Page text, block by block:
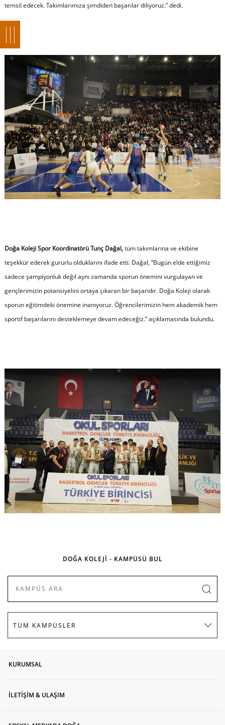
temsil edecek. Takımlarımıza şimdiden başarılar diliyoruz.” dedi.
Doğa Koleji Spor Koordinatörü Tunç Dağal,tüm takımlarına ve ekibine
teşekkür ederek gururlu olduklarını ifade etti. Dağal, “Bugün elde ettiğimiz
sadece şampiyonluk değil aynı zamanda sporun önemini vurgulayan ve
gençlerimizin potansiyelini ortaya çıkaran bir başarıdır. Doğa Koleji olarak
sporun eğitimdeki önemine inanıyoruz. Öğrencilerimizin hem akademik hem
sportif başarılarını desteklemeye devam edeceğiz.” açıklamasında bulundu.
DOĞA KOLEJİ - KAMPÜSÜ BUL
KURUMSAL
İLETİŞİM & ULAŞIM